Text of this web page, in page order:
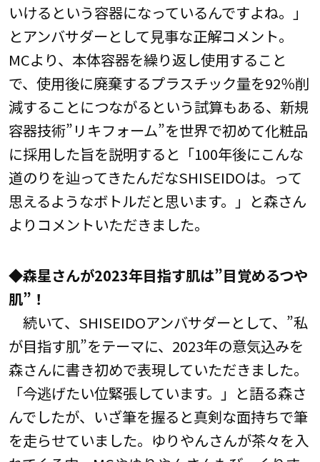
いけるという容器になっているんですよね。」
とアンバサダーとして見事な正解コメント。
MCより、本体容器を繰り返し使用すること
で、使用後に廃棄するプラスチック量を92％削
減することにつながるという試算もある、新規
容器技術”リキフォーム”を世界で初めて化粧品
に採用した旨を説明すると「100年後にこんな
道のりを辿ってきたんだなSHISEIDOは。って
思えるようなボトルだと思います。」と森さん
よりコメントいただきました。
◆森星さんが2023年目指す肌は”目覚めるつや
肌”！
続いて、SHISEIDOアンバサダーとして、”私
が目指す肌”をテーマに、2023年の意気込みを
森さんに書き初めで表現していただきました。
「今逃げたい位緊張しています。」と語る森さ
んでしたが、いざ筆を握ると真剣な面持ちで筆
を走らせていました。ゆりやんさんが茶々を入